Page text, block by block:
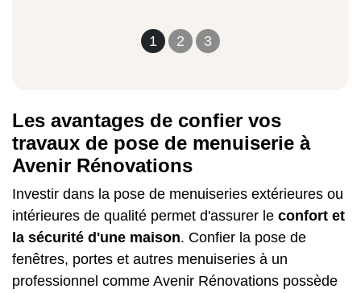
1 2 3
Les avantages de confier vos
travaux de pose de menuiserie à
Avenir Rénovations
Investir dans la pose de menuiseries extérieures ou
intérieures de qualité permet d'assurer le confort et
la sécurité d'une maison. Confier la pose de
fenêtres, portes et autres menuiseries à un
professionnel comme Avenir Rénovations possède